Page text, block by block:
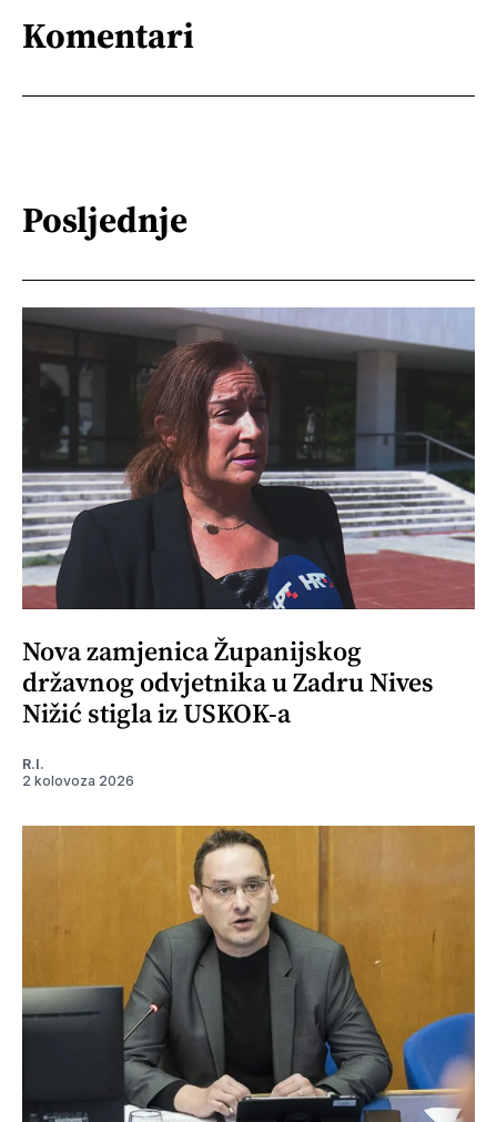
Komentari
Posljednje
Nova zamjenica Županijskog
državnog odvjetnika u Zadru Nives
Nižić stigla iz USKOK-a
R.I.
2 kolovoza 2026